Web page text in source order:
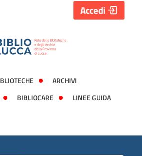
ARCHIVI
BIBLIOCARE
LINEE GUIDA
Accedi